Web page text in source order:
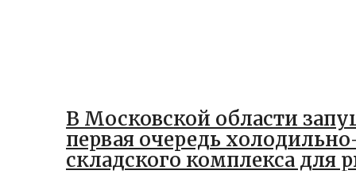
В Московской области
первая очередь
складского комплекса для